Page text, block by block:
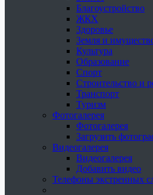
Благоустройство
ЖКХ
Здоровье
Земля и
Культура
Образование
Спорт
Строительство и
Транспорт
Туризм
Фотогалерея
Фотогалерея
Загрузить
Видеогалерея
Видеогалерея
Добавить видео
Телефоны экстренных